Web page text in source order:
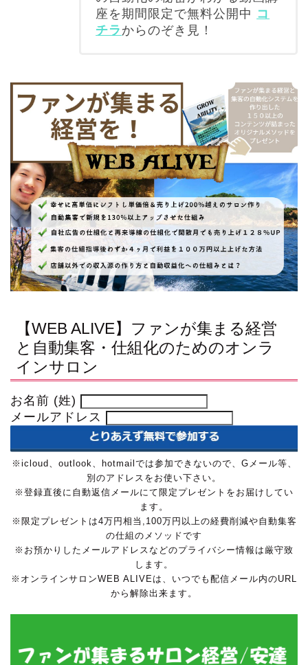
座を期間限定で無料公開中 コ
チラ からのぞき見！
【WEB ALIVE】ファンが集まる経営
と自動集客・仕組化のためのオンラ
インサロン
お名前 (姓)
メールアドレス
※icloud、outlook、hotmailでは参加できないので、Gメール等、
別のアドレスをお使い下さい。
※登録直後に自動返信メールにて限定プレゼントをお届けしてい
ます。
※限定プレゼントは4万円相当,100万円以上の経費削減や自動集客
の仕組のメソッドです
※お預かりしたメールアドレスなどのプライバシー情報は厳守致
します。
※オンラインサロンWEB ALIVEは、いつでも配信メール内のURL
から解除出来ます。